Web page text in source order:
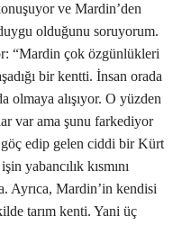
ve Mardin’den
olduğunu soruyorum.
“Mardin çok özgünlükleri
bir kentti. İnsan orada
olmaya alışıyor. O yüzden
var ama şunu farkediyor
göç edip gelen ciddi bir Kürt
yabancılık kısmını
Ayrıca, Mardin’in kendisi
tarım kenti. Yani üç